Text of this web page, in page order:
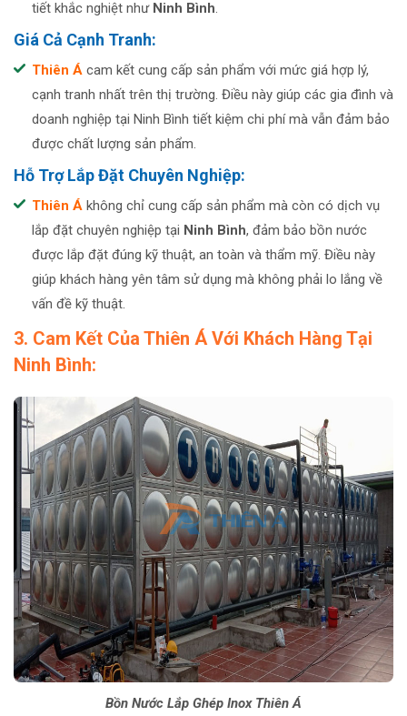
tiết khắc nghiệt như Ninh Bình.
Giá Cả Cạnh Tranh:
Thiên Á cam kết cung cấp sản phẩm với mức giá hợp lý,
cạnh tranh nhất trên thị trường. Điều này giúp các gia đình và
doanh nghiệp tại Ninh Bình tiết kiệm chi phí mà vẫn đảm bảo
được chất lượng sản phẩm.
Hỗ Trợ Lắp Đặt Chuyên Nghiệp:
Thiên Á không chỉ cung cấp sản phẩm mà còn có dịch vụ
lắp đặt chuyên nghiệp tại Ninh Bình, đảm bảo bồn nước
được lắp đặt đúng kỹ thuật, an toàn và thẩm mỹ. Điều này
giúp khách hàng yên tâm sử dụng mà không phải lo lắng về
vấn đề kỹ thuật.
3. Cam Kết Của Thiên Á Với Khách Hàng Tại
Ninh Bình:
Bồn Nước Lắp Ghép Inox Thiên Á